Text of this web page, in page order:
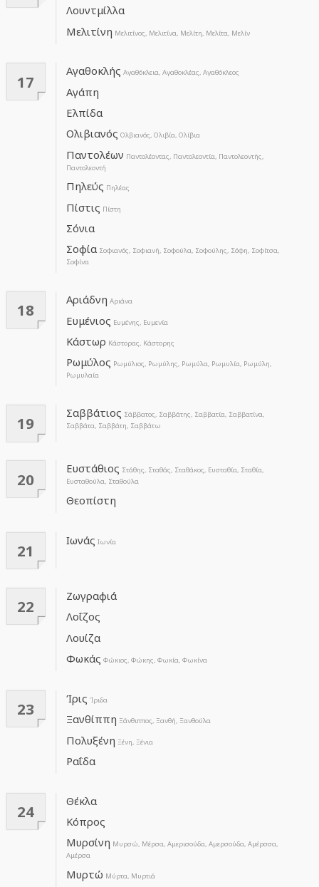
Λουντμίλλα
Μελιτίνη Μελιτίνος, Μελιτίνα, Μελίτη, Μελίτα, Μελίν
17
Αγαθοκλής Αγαθόκλεια, Αγαθοκλέας, Αγαθόκλεος
Αγάπη
Ελπίδα
Ολιβιανός Ολβιανός, Ολιβία, Ολίβια
Παντολέων Παντολέοντας, Παντολεοντία, Παντολεοντής,
Παντολεοντή
Πηλεύς Πηλέας
Πίστις Πίστη
Σόνια
Σοφία Σοφιανός, Σοφιανή, Σοφούλα, Σοφούλης, Σόφη, Σοφίτσα,
Σοφίνα
18
Αριάδνη Αριάνα
Ευμένιος Ευμένης, Ευμενία
Κάστωρ Κάστορας, Κάστορης
Ρωμύλος Ρωμύλιος, Ρωμύλης, Ρωμύλα, Ρωμυλία, Ρωμύλη,
Ρωμυλαία
19
Σαββάτιος Σάββατος, Σαββάτης, Σαββατία, Σαββατίνα,
Σαββάτα, Σαββάτη, Σαββάτω
20
Ευστάθιος Στάθης, Σταθάς, Σταθάκος, Ευσταθία, Σταθία,
Ευσταθούλα, Σταθούλα
Θεοπίστη
21
Ιωνάς Ιωνία
22
Ζωγραφιά
Λοΐζος
Λουίζα
Φωκάς Φώκιος, Φώκης, Φωκία, Φωκίνα
23
Ίρις Ίριδα
Ξανθίππη Ξάνθιππος, Ξανθή, Ξανθούλα
Πολυξένη Ξένη, Ξένια
Ραΐδα
24
Θέκλα
Κόπρος
Μυρσίνη Μυρσώ, Μέρσα, Αμερισούδα, Αμερσούδα, Αμέρσσα,
Αμέρσα
Μυρτώ Μύρτα, Μυρτιά